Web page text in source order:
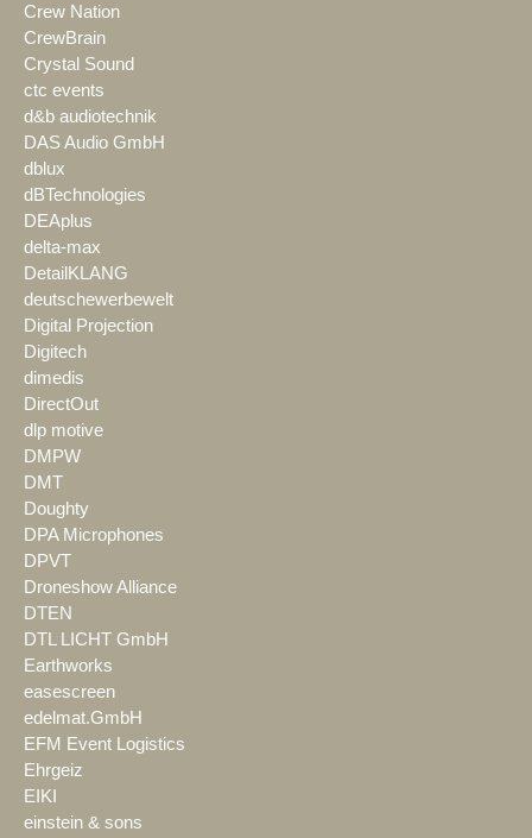
Crew Nation
CrewBrain
Crystal Sound
ctc events
d&b audiotechnik
DAS Audio GmbH
dblux
dBTechnologies
DEAplus
delta-max
DetailKLANG
deutschewerbewelt
Digital Projection
Digitech
dimedis
DirectOut
dlp motive
DMPW
DMT
Doughty
DPA Microphones
DPVT
Droneshow Alliance
DTEN
DTL LICHT GmbH
Earthworks
easescreen
edelmat.GmbH
EFM Event Logistics
Ehrgeiz
EIKI
einstein & sons